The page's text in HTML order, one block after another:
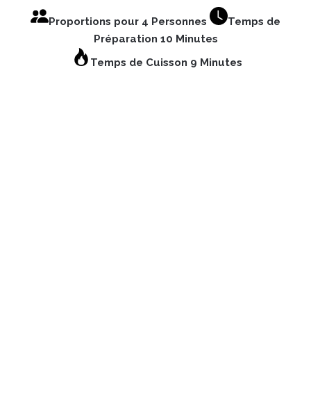
Proportions pour 4 Personnes
Temps de
Préparation 10 Minutes
Temps de Cuisson 9 Minutes